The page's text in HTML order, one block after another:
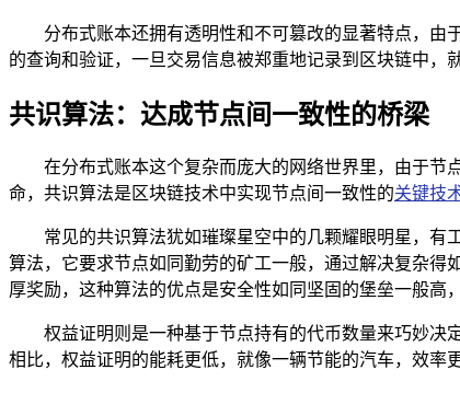
分布式账本还拥有透明性和不可篡改的显著特点，
的查询和验证，一旦交易信息被郑重地记录到区块链中，
共识算法：达成节点间一致性的桥梁
在分布式账本这个复杂而庞大的网络世界里，由于节
命，共识算法是区块链技术中实现节点间一致性的关键技
常见的共识算法犹如璀璨星空中的几颗耀眼明星，有
算法，它要求节点如同勤劳的矿工一般，通过解决复杂
厚奖励，这种算法的优点是安全性如同坚固的堡垒一般高
权益证明则是一种基于节点持有的代币数量来巧妙决
相比，权益证明的能耗更低，就像一辆节能的汽车，效率